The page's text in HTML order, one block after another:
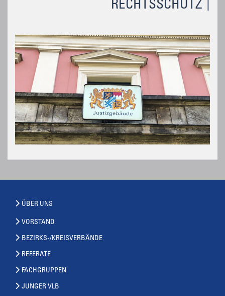
RECHTSSCHUTZ
ÜBER UNS
VORSTAND
BEZIRKS-/KREISVERBÄNDE
REFERATE
FACHGRUPPEN
JUNGER VLB